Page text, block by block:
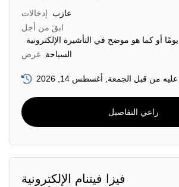
إدخالات
عازب
ابقَ من أجل
غرض السياحة
من قبل الجمعة, أغسطس 14, 2026
راعي التفاصيل
فيزا فيتنام الإلكترونية